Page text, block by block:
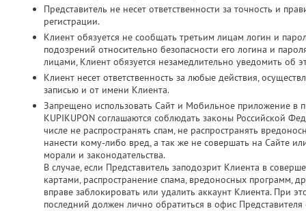
Представитель не несет ответственности за точность и
регистрации.
Клиент обязуется не сообщать третьим лицам логин и
подозрений относительно безопасности его логина и
лицами, Клиент обязуется незамедлительно уведомить об
Клиент несет ответственность за любые действия,
записью и от имени Клиента.
Запрещено использовать Сайт и Мобильное приложение в
KUPIKUPON соглашаются соблюдать законы Российской
числе не распространять спам, не распространять
нанести кому-либо вред, а так же не совершать на Сайте
морали и законодательства.
В случае, если Представитель заподозрит Клиента в
картами, распространение спама, вредоносных программ,
вправе заблокировать или удалить аккаунт Клиента. При
последний должен лично обратиться в офис Представителя